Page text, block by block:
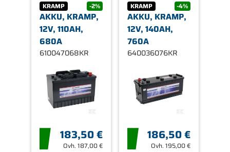
KRAMP -2%
AKKU, KRAMP,
12V, 110AH,
680A
610047068KR
183,50 €
Ovh. 187,00 €
KRAMP -4%
AKKU, KRAMP,
12V, 140AH,
760A
640036076KR
186,50 €
Ovh.195,00 €